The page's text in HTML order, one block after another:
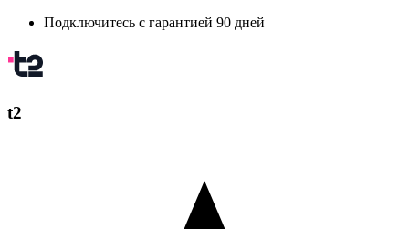
Подключитесь с гарантией 90 дней
t2